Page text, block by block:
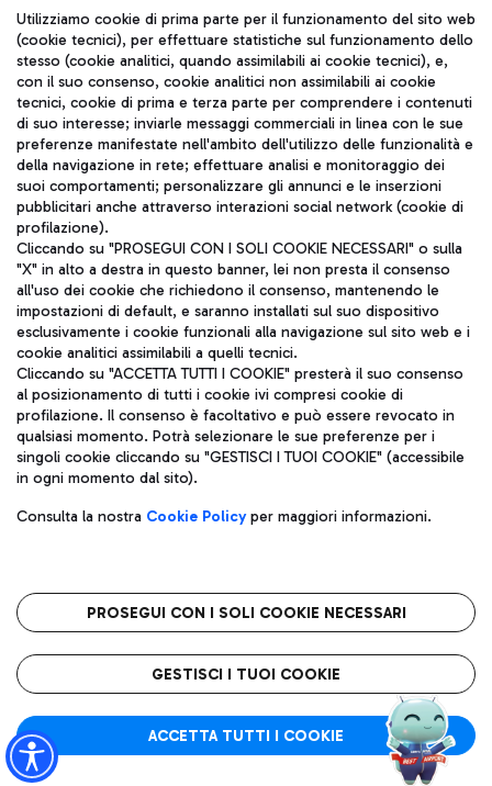
Seguici sui social
TRAVEL JOURNAL
ITA
Aeroporti di Roma S.p.A. - Società soggetta a direzione e
coordinamento di Mundys S.p.A.
Codice fiscale e Registro delle Imprese di Roma 13032990155 P.
IVA 06572251004
Capitale sociale 62.224.743,00 int. vers.
Sede legale: Via Pier Paolo Racchetti 1 - 00054 Fiumicino (RM)
telefono +39 06 65951
Privacy policy
Note legali
Roma FCO
L'aeroporto stellato
Utilizziamo cookie di prima parte per il funzionamento del sito web
(cookie tecnici), per effettuare statistiche sul funzionamento dello
stesso (cookie analitici, quando assimilabili ai cookie tecnici), e,
con il suo consenso, cookie analitici non assimilabili ai cookie
tecnici, cookie di prima e terza parte per comprendere i contenuti
di suo interesse; inviarle messaggi commerciali in linea con le sue
preferenze manifestate nell'ambito dell'utilizzo delle funzionalità e
della navigazione in rete; effettuare analisi e monitoraggio dei
suoi comportamenti; personalizzare gli annunci e le inserzioni
pubblicitari anche attraverso interazioni social network (cookie di
profilazione).
Cliccando su "PROSEGUI CON I SOLI COOKIE NECESSARI" o sulla
"X" in alto a destra in questo banner, lei non presta il consenso
all'uso dei cookie che richiedono il consenso, mantenendo le
impostazioni di default, e saranno installati sul suo dispositivo
esclusivamente i cookie funzionali alla navigazione sul sito web e i
cookie analitici assimilabili a quelli tecnici.
Cliccando su "ACCETTA TUTTI I COOKIE" presterà il suo consenso
al posizionamento di tutti i cookie ivi compresi cookie di
profilazione. Il consenso è facoltativo e può essere revocato in
qualsiasi momento. Potrà selezionare le sue preferenze per i
singoli cookie cliccando su "GESTISCI I TUOI COOKIE" (accessibile
in ogni momento dal sito).
Consulta la nostra Cookie Policyper maggiori informazioni.
PROSEGUI CON I SOLI COOKIE NECESSARI
GESTISCI I TUOI COOKIE
ACCETTA TUTTI I COOKIE